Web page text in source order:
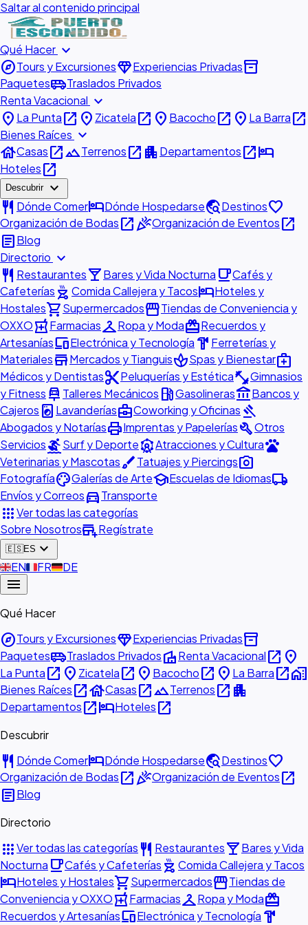
Saltar al contenido principal
Qué Hacer expand_more
exploreTours y ExcursionesdiamondExperiencias Privadasinventory_2
Paquetesairport_shuttleTraslados Privados
Renta Vacacional expand_more
place La Puntaopen_in_new place Zicatelaopen_in_new place Bacochoopen_in_new place La Barraopen_in_new
Bienes Raíces expand_more
houseCasasopen_in_newlandscapeTerrenosopen_in_new apartmentDepartamentosopen_in_newhotel
Hotelesopen_in_new
Descubrir expand_more
restaurant Dónde ComerhotelDónde Hospedarsetravel_exploreDestinosfavorite
Organización de Bodasopen_in_newcelebrationOrganización de Eventosopen_in_new
articleBlog
Directorio expand_more
restaurant Restauranteslocal_barBares y Vida Nocturna local_cafeCafés y
Cafeterías outdoor_grill Comida Callejera y TacoshotelHoteles y
Hostalesshopping_cartSupermercadosstorefrontTiendas de Conveniencia y
OXXOlocal_pharmacyFarmaciascheckroomRopa y ModaredeemRecuerdos y
ArtesaníasdevicesElectrónica y Tecnología hardware Ferreterías y
MaterialesstoreMercados y TianguisspaSpas y Bienestarmedical_services
Médicos y Dentistascontent_cutPeluquerías y Estéticafitness_centerGimnasios
y Fitness car_repair Talleres Mecánicos local_gas_stationGasolinerasaccount_balanceBancos y
Cajeros local_laundry_service Lavanderíasbusiness_centerCoworking y Oficinas gavel
Abogados y NotaríasprintImprentas y PapeleríasbuildOtros
ServiciossurfingSurf y DeporteattractionsAtracciones y Culturapets
Veterinarias y MascotasbrushTatuajes y Piercingsphoto_camera
FotografíapaletteGalerías de ArteschoolEscuelas de Idiomaslocal_shipping
Envíos y Correosdirections_carTransporte
appsVer todas las categorías
Sobre Nosotrosadd_businessRegístrate
🇪🇸ES expand_more
🇬🇧EN🇫🇷FR🇩🇪DE
menu
Qué Hacer
exploreTours y ExcursionesdiamondExperiencias Privadasinventory_2
Paquetesairport_shuttleTraslados PrivadosvillaRenta Vacacionalopen_in_new place
La Puntaopen_in_new place Zicatelaopen_in_new place Bacochoopen_in_new place La Barraopen_in_newhome_work
Bienes Raícesopen_in_newhouseCasasopen_in_newlandscapeTerrenosopen_in_new apartment
Departamentosopen_in_newhotelHotelesopen_in_new
Descubrir
restaurant Dónde ComerhotelDónde Hospedarsetravel_exploreDestinosfavorite
Organización de Bodasopen_in_newcelebrationOrganización de Eventosopen_in_new
articleBlog
Directorio
appsVer todas las categorías restaurant Restauranteslocal_barBares y Vida
Nocturna local_cafeCafés y Cafeterías outdoor_grill Comida Callejera y Tacos
hotelHoteles y Hostalesshopping_cartSupermercadosstorefrontTiendas de
Conveniencia y OXXOlocal_pharmacyFarmaciascheckroomRopa y Modaredeem
Recuerdos y ArtesaníasdevicesElectrónica y Tecnología hardware